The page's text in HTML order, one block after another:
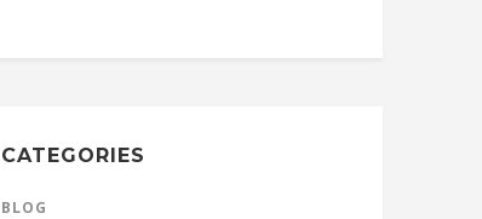
CATEGORIES
BLOG